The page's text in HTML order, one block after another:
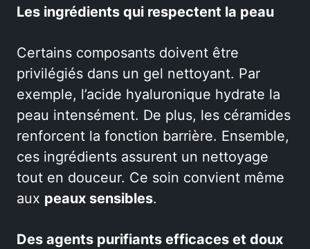
Les ingrédients qui respectent la peau
Certains composants doivent être
privilégiés dans un gel nettoyant. Par
exemple, l’acide hyaluronique hydrate la
peau intensément. De plus, les céramides
renforcent la fonction barrière. Ensemble,
ces ingrédients assurent un nettoyage
tout en douceur. Ce soin convient même
aux peaux sensibles.
Des agents purifiants efficaces et doux